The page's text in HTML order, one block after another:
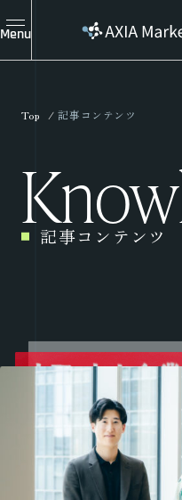
Menu
Top 記事コンテンツ
記事コンテンツ